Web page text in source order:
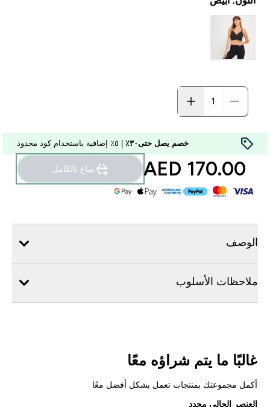
خصم يصل حتى٣٠٪
170.00 AED‎ مباع بالكامل
الوصف
ملاحظات الأسلوب
غالبًا ما يتم شراؤه معًا
أكمل مجموعتك بمنتجات تعمل بشكل أفضل معًا
العنصر الحالي محدد